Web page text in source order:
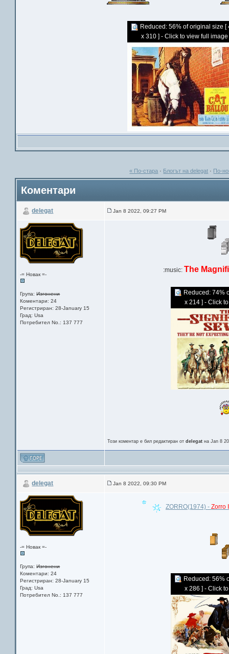
Reduced: 56% of original size [
x 310 ] - Click to view full image
« По-стара · Блогът на delegat · По-
Коментари
delegat Jan 8 2022, 09:27 PM
-= Новак =-
Група:Изгонени
Коментари: 24
Регистриран: 28-January 15
Град: Usa
Потребител No.: 137 777
:music: The
Reduced: 74%
x 214 ] - Click
Този коментар е бил редактиран отdelegat на Jan 8
delegat Jan 8 2022, 09:30 PM
-= Новак =-
Група:Изгонени
Коментари: 24
Регистриран: 28-January 15
Град: Usa
Потребител No.: 137 777
ZORRO(1974) - Zorro
Reduced: 56%
x 286 ] - Click